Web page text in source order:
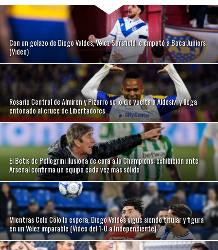
Con un golazo de Diego Valdes, Vélez Sarsfield le empató a Boca Juniors
(Video)
Rosario Central de Almiron y Pizarro se lo dio vuelta a Aldosivi y llega
entonado al cruce de Libertadores
El Betis de Pellegrini ilusiona de cara a la Champions: exhibición ante
Arsenal confirma un equipo cada vez más sólido
Mientras Colo Colo lo espera, Diego Valdés sigue siendo titular y figura
en un Vélez imparable (Video del 1-0 a Independiente)